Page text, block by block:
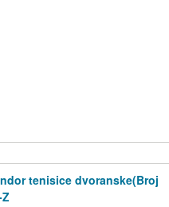
tenisice dvoranske(Broj